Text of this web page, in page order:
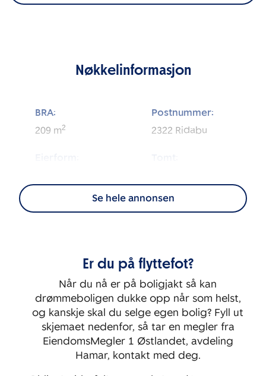
Nøkkelinformasjon
BRA:
209 m2
Postnummer:
2322 Ridabu
Energimerking:
BRA-i:
4
Soverom:
4
Se hele annonsen
Er du på flyttefot?
Når du nå er på boligjakt så kan
drømmeboligen dukke opp når som helst,
og kanskje skal du selge egen bolig? Fyll ut
skjemaet nedenfor, så tar en megler fra
EiendomsMegler 1 Østlandet, avdeling
Hamar, kontakt med deg.